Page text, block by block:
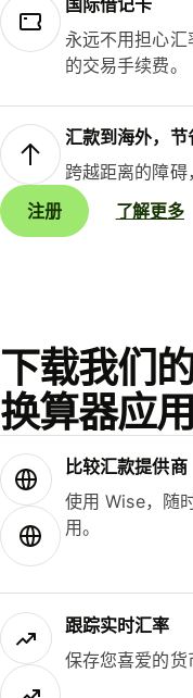
国际借记卡
永远不用担心
的交易手续费。
汇款到海外，节
跨越距离的障碍
注册
了解更多
下载我们
换算器应用
比较汇款提供商
使用 Wise，随
用。
跟踪实时汇率
保存您喜爱的货